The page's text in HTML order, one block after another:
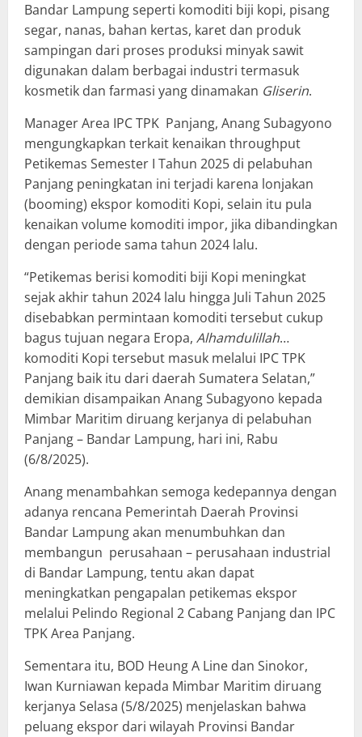
Bandar Lampung seperti komoditi biji kopi, pisang
segar, nanas, bahan kertas, karet dan produk
sampingan dari proses produksi minyak sawit
digunakan dalam berbagai industri termasuk
kosmetik dan farmasi yang dinamakan Gliserin.
Manager Area IPC TPK Panjang, Anang Subagyono
mengungkapkan terkait kenaikan throughput
Petikemas Semester I Tahun 2025 di pelabuhan
Panjang peningkatan ini terjadi karena lonjakan
(booming) ekspor komoditi Kopi, selain itu pula
kenaikan volume komoditi impor, jika dibandingkan
dengan periode sama tahun 2024 lalu.
“Petikemas berisi komoditi biji Kopi meningkat
sejak akhir tahun 2024 lalu hingga Juli Tahun 2025
disebabkan permintaan komoditi tersebut cukup
bagus tujuan negara Eropa, Alhamdulillah…
komoditi Kopi tersebut masuk melalui IPC TPK
Panjang baik itu dari daerah Sumatera Selatan,”
demikian disampaikan Anang Subagyono kepada
Mimbar Maritim diruang kerjanya di pelabuhan
Panjang – Bandar Lampung, hari ini, Rabu
(6/8/2025).
Anang menambahkan semoga kedepannya dengan
adanya rencana Pemerintah Daerah Provinsi
Bandar Lampung akan menumbuhkan dan
membangun perusahaan – perusahaan industrial
di Bandar Lampung, tentu akan dapat
meningkatkan pengapalan petikemas ekspor
melalui Pelindo Regional 2 Cabang Panjang dan IPC
TPK Area Panjang.
Sementara itu, BOD Heung A Line dan Sinokor,
Iwan Kurniawan kepada Mimbar Maritim diruang
kerjanya Selasa (5/8/2025) menjelaskan bahwa
peluang ekspor dari wilayah Provinsi Bandar